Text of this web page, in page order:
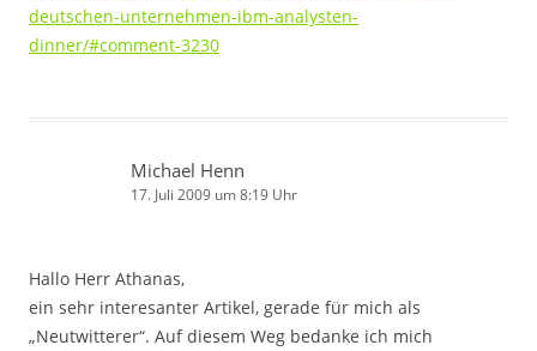
deutschen-unternehmen-ibm-analysten-
dinner/#comment-3230
Michael Henn
17. Juli 2009 um 8:19 Uhr
Hallo Herr Athanas,
ein sehr interesanter Artikel, gerade für mich als
„Neutwitterer“. Auf diesem Weg bedanke ich mich